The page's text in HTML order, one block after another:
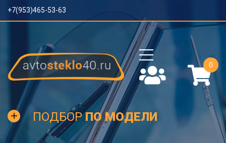
+7(953)465-53-63
0
ПОДБОРПО МОДЕЛИ